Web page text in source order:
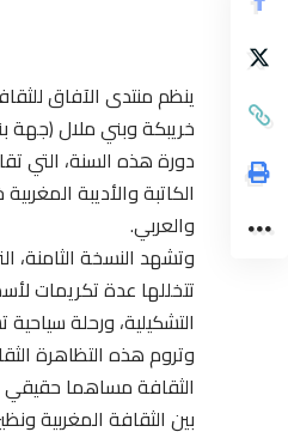
خريبكة وبني ملال (جهة
دورة هذه السنة، التي
الكاتبة والأديبة
والعربي.
وتشهد النسخة الثامنة،
تتخللها عدة تكريمات
التشكيلية، ورحلة
وتروم هذه التظاهرة
الثقافة مساهما حقيقي
بين الثقافة المغربية